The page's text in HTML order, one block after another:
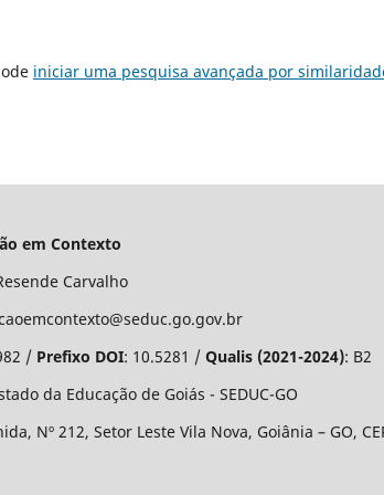
iniciar uma pesquisa avançada por
em Contexto
Carvalho
/ Prefixo DOI: 10.5281 / Qualis (2021-2024): B2
da Educação de Goiás - SEDUC-GO
Nº 212, Setor Leste Vila Nova, Goiânia – GO,